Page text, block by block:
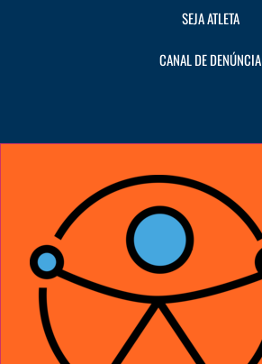
SEJA ATLETA
CANAL DE DENÚNCIA